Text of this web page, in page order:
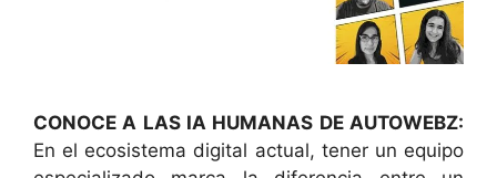
CONOCE A LAS IA HUMANAS DE AUTOWEBZ:
En el ecosistema digital actual, tener un equipo